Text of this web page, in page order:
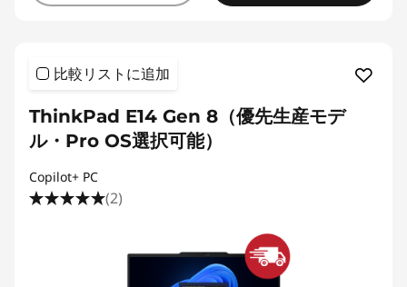
比較リストに追加
ThinkPad E14 Gen 8（優先生産モデ
ル・Pro OS選択可能）
Copilot+ PC
(2)